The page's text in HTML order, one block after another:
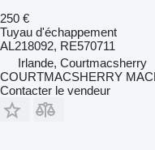
250 €
Tuyau d'échappement
AL218092, RE570711
Irlande, Courtmacsherry
COURTMACSHERRY
Contacter le vendeur